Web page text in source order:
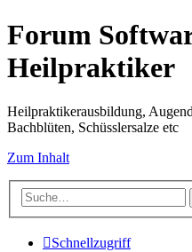
Forum
Heilpraktiker
Heilpraktikerausbildung,
Bachblüten, Schüsslersalze etc
Zum Inhalt
Schnellzugriff